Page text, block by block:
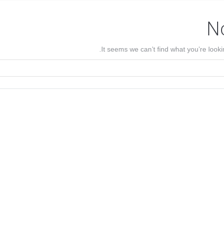
It seems we can’t find what you’re